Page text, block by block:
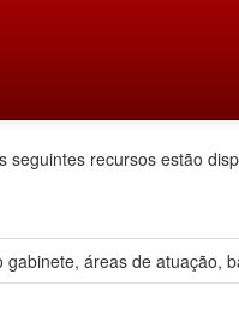
recursos estão
áreas de atuação,